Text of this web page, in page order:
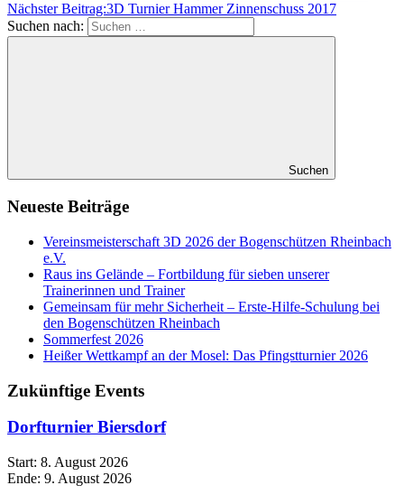
Nächster Beitrag:3D Turnier Hammer Zinnenschuss 2017
Suchen nach:
Suchen
Neueste Beiträge
Vereinsmeisterschaft 3D 2026 der Bogenschützen Rheinbach
e.V.
Raus ins Gelände – Fortbildung für sieben unserer
Trainerinnen und Trainer
Gemeinsam für mehr Sicherheit – Erste-Hilfe-Schulung bei
den Bogenschützen Rheinbach
Sommerfest 2026
Heißer Wettkampf an der Mosel: Das Pfingstturnier 2026
Zukünftige Events
Dorfturnier Biersdorf
Start: 8. August 2026
Ende: 9. August 2026